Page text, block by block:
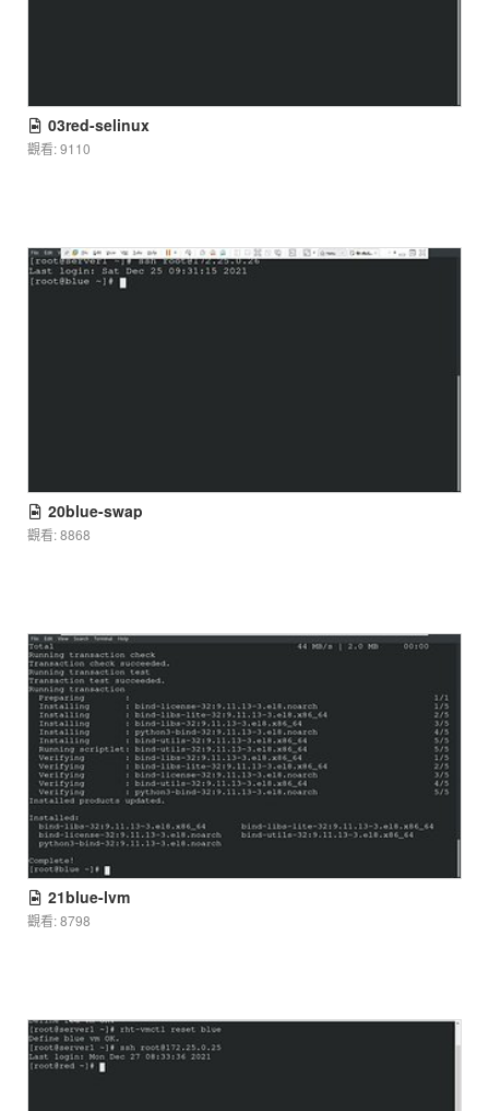
03red-selinux
觀看: 9110
20blue-swap
觀看: 8868
21blue-lvm
觀看: 8798